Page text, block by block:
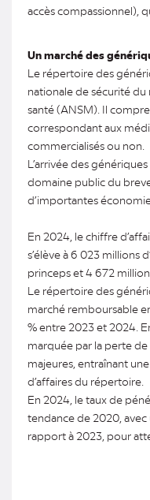
accès compassionnel),
Un marché des
Le répertoire des
nationale de sécurité
santé (ANSM). Il
correspondant aux
commercialisés ou non.
L’arrivée des
domaine public du
d’importantes
En 2024, le chiffre
s’élève à 6 023 millions
princeps et 4 672
Le répertoire des
marché remboursable
% entre 2023 et 2024.
marquée par la perte
majeures, entraînant
d’affaires du répertoire.
En 2024, le taux de
tendance de 2020,
rapport à 2023, pour